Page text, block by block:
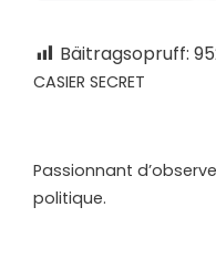
Bäitragsopruff:
CASIER SECRET
Passionnant
politique.